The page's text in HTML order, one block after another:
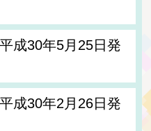
成30年5月25日発
成30年2月26日発